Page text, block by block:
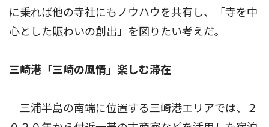
に乗れば他の寺社にもノウハウを共有し、「寺を中
心とした賑わいの創出」を図りたい考えだ。
三崎港「三崎の風情」楽しむ滞在
三浦半島の南端に位置する三崎港エリアでは、２